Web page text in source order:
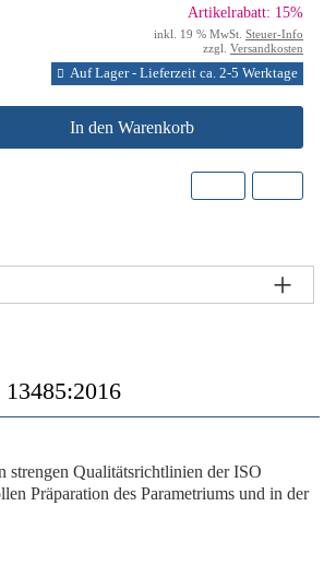
Artikelrabatt: 15%
inkl. 19 % MwSt. Steuer-Info
zzgl. Versandkosten
Auf Lager - Lieferzeit ca. 2-5 Werktage
In den Warenkorb
strengen Qualitätsrichtlinien der ISO
Präparation des Parametriums und in der